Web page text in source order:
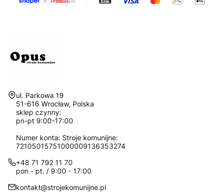
Adres:
ul. Parkowa 19
51-616 Wrocław, Polska
sklep czynny:
pn-pt 9:00-17:00
Numer konta: Stroje komunijne:
72105015751000009136353274
+48 71 792 11 70
pon - pt. / 9:00 - 17:00
kontakt@strojekomunijne.pl